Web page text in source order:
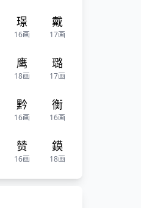
璟
16画
戴
17画
鹰
18画
璐
17画
黔
16画
衡
16画
赞
16画
鏌
18画